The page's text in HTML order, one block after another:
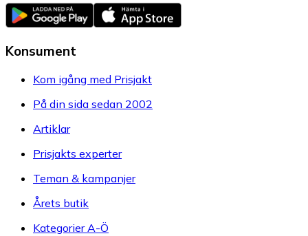
Konsument
Kom igång med Prisjakt
På din sida sedan 2002
Artiklar
Prisjakts experter
Teman & kampanjer
Årets butik
Kategorier A-Ö